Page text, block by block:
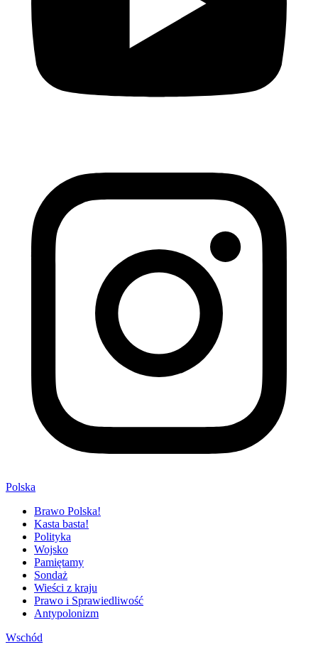
Polska
Brawo Polska!
Kasta basta!
Polityka
Wojsko
Pamiętamy
Sondaż
Wieści z kraju
Prawo i Sprawiedliwość
Antypolonizm
Wschód